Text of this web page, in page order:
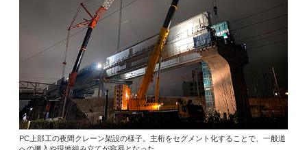
PC上部工の夜間クレーン架設の様子。主桁をセグメント化することで、一般道